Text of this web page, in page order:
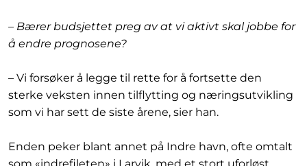
– Bærer budsjettet preg av at vi aktivt skal jobbe for
å endre prognosene?
– Vi forsøker å legge til rette for å fortsette den
sterke veksten innen tilflytting og næringsutvikling
som vi har sett de siste årene, sier han.
Enden peker blant annet på Indre havn, ofte omtalt